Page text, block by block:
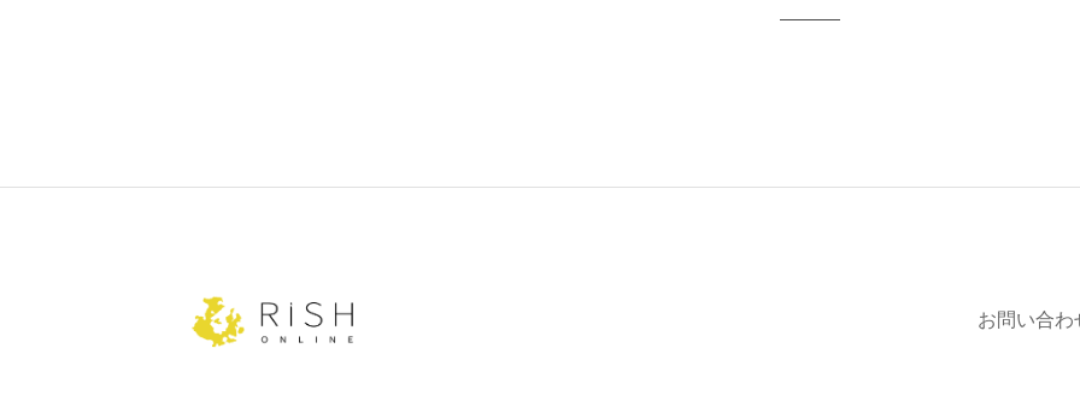
お問い合わ